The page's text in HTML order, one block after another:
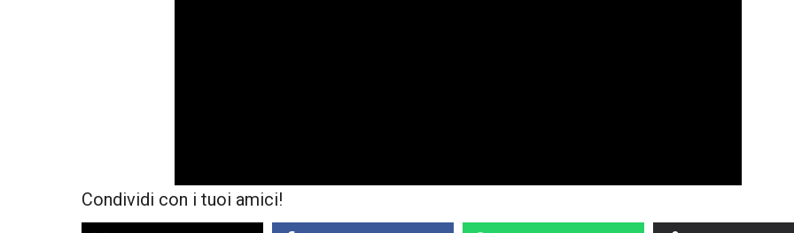
Condividi con i tuoi amici!